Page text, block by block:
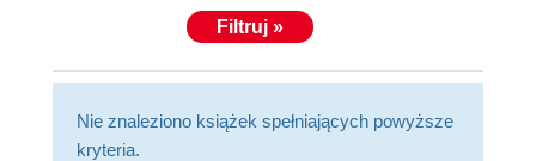
Filtruj »
Nie znaleziono książek spełniających powyższe
kryteria.